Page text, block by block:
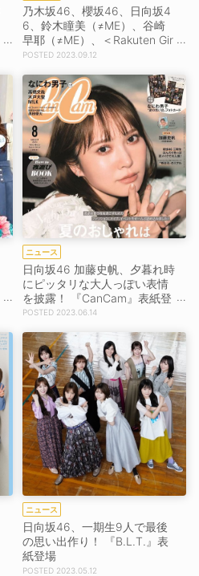
乃木坂46、櫻坂46、日向坂4
6、鈴木瞳美（≠ME）、谷崎
早耶（≠ME）、＜Rakuten Gir
lsAward 2023 AUTUMN/WIN
2023.09.12
ニュース
日向坂46 加藤史帆、夕暮れ時
にピッタリな大人っぽい表情
を披露！ 『CanCam』表紙登
場
2023.06.14
ニュース
日向坂46、一期生9人で最後
の思い出作り！ 『B.L.T.』表
紙登場
2023.05.12